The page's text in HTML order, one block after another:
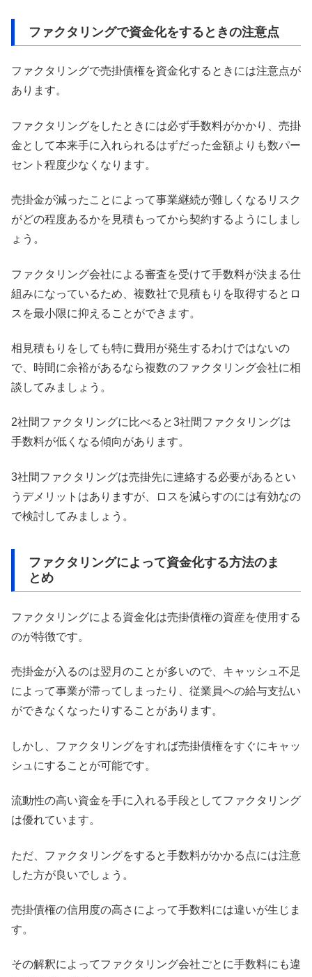
ファクタリングで資金化をするときの注意点
ファクタリングで売掛債権を資金化するときには注意点が
あります。
ファクタリングをしたときには必ず手数料がかかり、売掛
金として本来手に入れられるはずだった金額よりも数パー
セント程度少なくなります。
売掛金が減ったことによって事業継続が難しくなるリスク
がどの程度あるかを見積もってから契約するようにしまし
ょう。
ファクタリング会社による審査を受けて手数料が決まる仕
組みになっているため、複数社で見積もりを取得するとロ
スを最小限に抑えることができます。
相見積もりをしても特に費用が発生するわけではないの
で、時間に余裕があるなら複数のファクタリング会社に相
談してみましょう。
2社間ファクタリングに比べると3社間ファクタリングは
手数料が低くなる傾向があります。
3社間ファクタリングは売掛先に連絡する必要があるとい
うデメリットはありますが、ロスを減らすのには有効なの
で検討してみましょう。
ファクタリングによって資金化する方法のま
とめ
ファクタリングによる資金化は売掛債権の資産を使用する
のが特徴です。
売掛金が入るのは翌月のことが多いので、キャッシュ不足
によって事業が滞ってしまったり、従業員への給与支払い
ができなくなったりすることがあります。
しかし、ファクタリングをすれば売掛債権をすぐにキャッ
シュにすることが可能です。
流動性の高い資金を手に入れる手段としてファクタリング
は優れています。
ただ、ファクタリングをすると手数料がかかる点には注意
した方が良いでしょう。
売掛債権の信用度の高さによって手数料には違いが生じま
す。
その解釈によってファクタリング会社ごとに手数料にも違